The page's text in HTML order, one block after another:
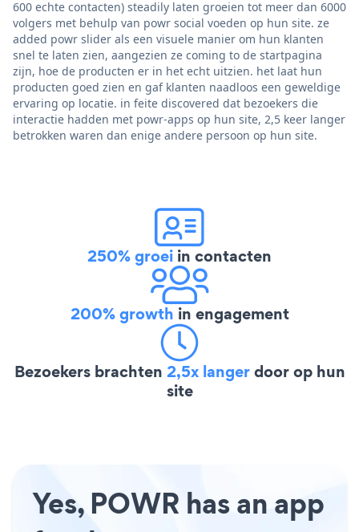
600 echte contacten) steadily laten groeien tot meer dan 6000
volgers met behulp van powr social voeden op hun site. ze
added powr slider als een visuele manier om hun klanten
snel te laten zien, aangezien ze coming to de startpagina
zijn, hoe de producten er in het echt uitzien. het laat hun
producten goed zien en gaf klanten naadloos een geweldige
ervaring op locatie. in feite discovered dat bezoekers die
interactie hadden met powr-apps op hun site, 2,5 keer langer
betrokken waren dan enige andere persoon op hun site.
250% groei in contacten
200% growth in engagement
Bezoekers brachten 2,5x langerdoor op hun
site
Yes, POWR has an app